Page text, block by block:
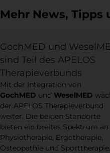
Mehr News, Tipps
Neu & Nützlich
GochMED und
sind Teil des APELOS
Therapieverbunds
Mit der Integration von
GochMED und WeselMED
der APELOS Therapieverbund
weiter. Die beiden Standorte
bieten ein breites Spektrum an
Physiotherapie, Ergotherapie,
Osteopathie und